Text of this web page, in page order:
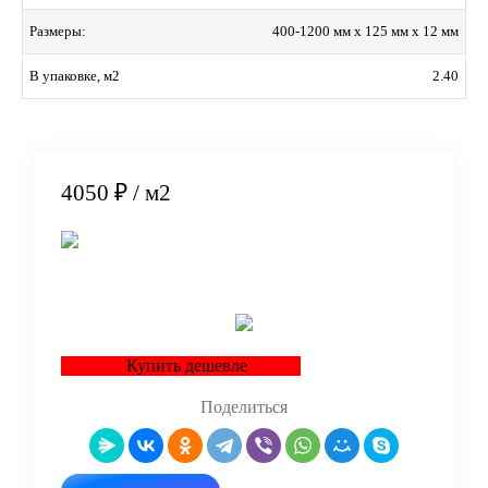
Размеры: 400-1200 мм x 125 мм x 12 мм
В упаковке, м2 2.40
4050 ₽ / м2
Купить дешевле
Поделиться